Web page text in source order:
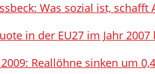
Was sozial ist, schafft
in der EU27 im Jahr 2007
Reallöhne sinken um